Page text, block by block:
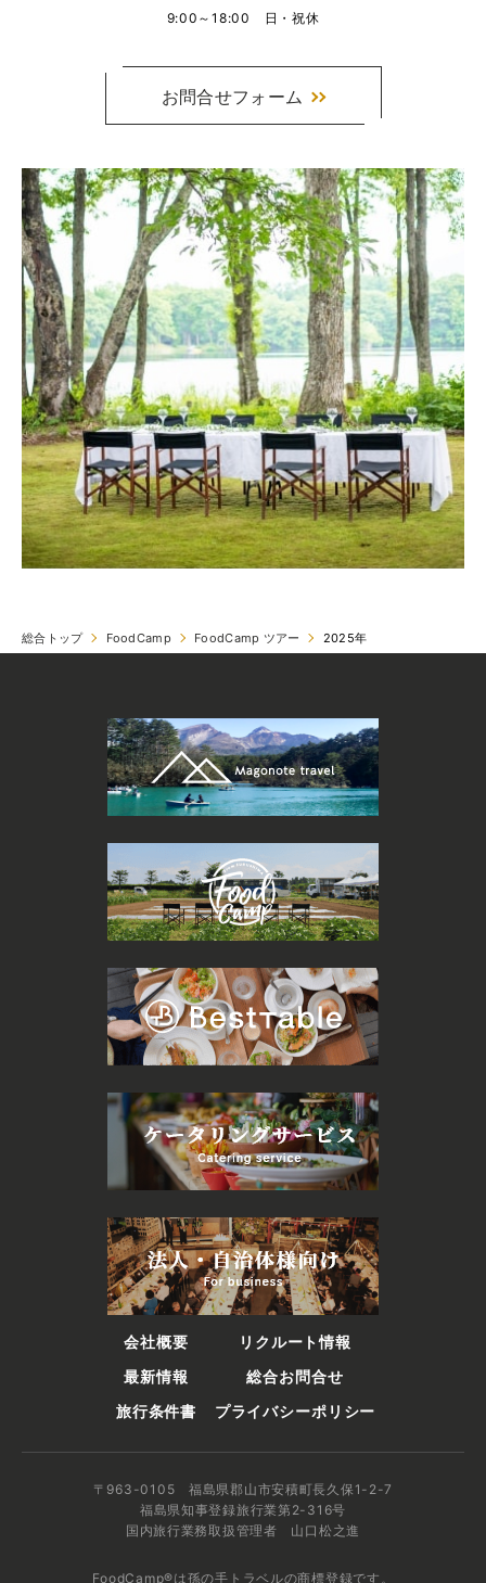
9:00～18:00 日・祝休
お問合せフォーム
総合トップ FoodCamp FoodCamp ツアー 2025年
会社概要
リクルート情報
最新情報
総合お問合せ
旅行条件書
プライバシーポリシー
〒963-0105 福島県郡山市安積町長久保1-2-7
福島県知事登録旅行業第2-316号
国内旅行業務取扱管理者 山口松之進
FoodCamp®は孫の手トラベルの商標登録です。